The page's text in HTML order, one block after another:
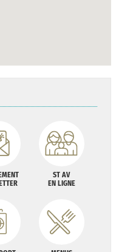
ST AV
EN LIGNE